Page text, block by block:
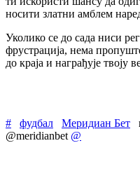
носити златни амблем
Уколико се до сада ниси
фрустрација, нема
до краја и награђује твоју
# фудбал Меридиан Бет
@meridianbet @